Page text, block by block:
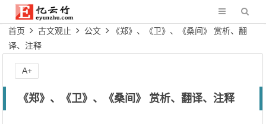
首页 古文观止 公文
《郑》、《卫》、《桑间》 赏析、翻
译、注释
《郑》、《卫》、《桑间》 赏析、翻译、注释
A+